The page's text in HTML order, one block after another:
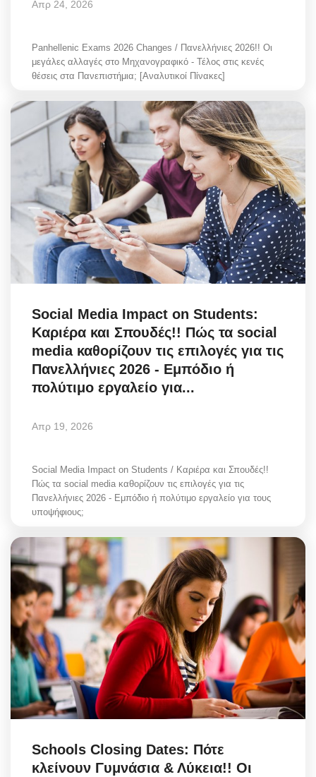
Απρ 24, 2026
Panhellenic Exams 2026 Changes / Πανελλήνιες 2026!! Οι
μεγάλες αλλαγές στο Μηχανογραφικό - Τέλος στις κενές
θέσεις στα Πανεπιστήμια; [Αναλυτικοί Πίνακες]
Social Media Impact on Students:
Καριέρα και Σπουδές!! Πώς τα social
media καθορίζουν τις επιλογές για τις
Πανελλήνιες 2026 - Εμπόδιο ή
πολύτιμο εργαλείο για...
Απρ 19, 2026
Social Media Impact on Students / Καριέρα και Σπουδές!!
Πώς τα social media καθορίζουν τις επιλογές για τις
Πανελλήνιες 2026 - Εμπόδιο ή πολύτιμο εργαλείο για τους
υποψήφιους;
Schools Closing Dates: Πότε
κλείνουν Γυμνάσια & Λύκεια!! Οι